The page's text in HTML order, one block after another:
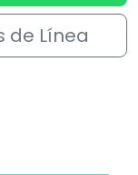
de Línea